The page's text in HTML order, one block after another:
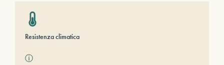
Resistenza climatica
ⓘ